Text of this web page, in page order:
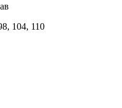
104, 110